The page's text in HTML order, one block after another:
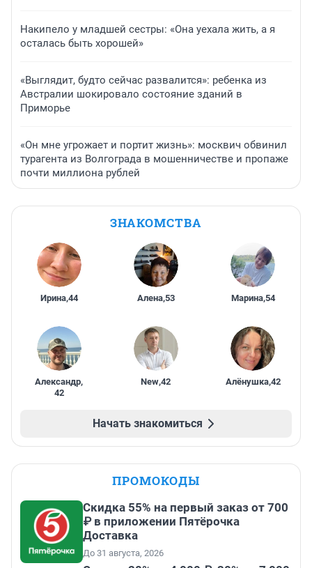
Накипело у младшей сестры: «Она уехала жить, а я
осталась быть хорошей»
«Выглядит, будто сейчас развалится»: ребенка из
Австралии шокировало состояние зданий в
Приморье
«Он мне угрожает и портит жизнь»: москвич обвинил
турагента из Волгограда в мошенничестве и пропаже
почти миллиона рублей
ЗНАКОМСТВА
Ирина,44 Алена,53 Марина,54
Александр,
42
New,42 Алёнушка,42
Начать знакомиться
ПРОМОКОДЫ
Скидка 55% на первый заказ от 700
₽ в приложении Пятёрочка
Доставка
До 31 августа, 2026